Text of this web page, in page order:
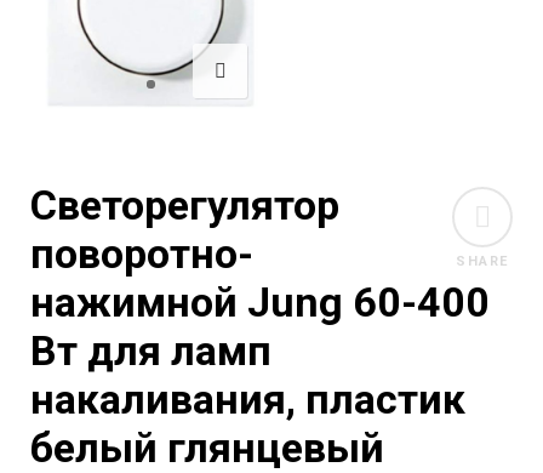
SHARE
Светорегулятор
поворотно-
нажимной Jung 60-400
Вт для ламп
накаливания, пластик
белый глянцевый